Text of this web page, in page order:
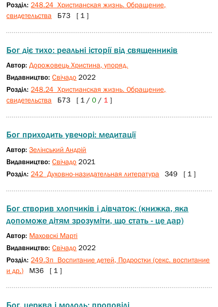
Розділ: 248.24 Христианская жизнь. Обращение,
свидетельства Б73 [ 1 ]
Бог діє тихо: реальні історії від священників
Автор:Дорожовець Христина, упоряд.
Видавництво:Свічадо 2022
Розділ: 248.24 Христианская жизнь. Обращение,
свидетельства Б73 [ 1 /0 / 1]
Бог приходить увечорі: медитації
Автор:Зелінський Андрій
Видавництво:Свічадо 2021
Розділ: 242 Духовно-назидательная литература З49 [ 1 ]
Бог створив хлопчиків і дівчаток: (книжка, яка
допоможе дітям зрозуміти, що стать - це дар)
Автор: Маховскі Марті
Видавництво:Свічадо 2022
Розділ: 249.3п Воспитание детей, Подростки (секс. воспитание
и др.) М36 [ 1 ]
Бог, церква і молодь: проповіді